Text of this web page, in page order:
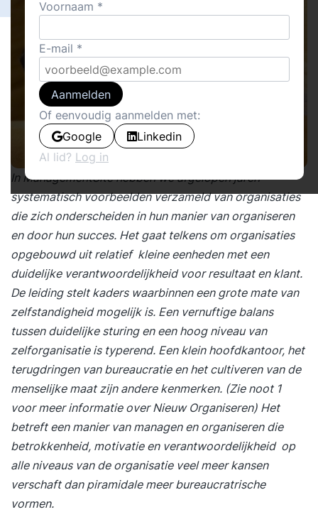
In ManagementSite hebben we afgelopen jaren
systematisch voorbeelden verzameld van organisaties
die zich onderscheiden in hun manier van organiseren
en door hun succes. Het gaat telkens om organisaties
opgebouwd uit relatief kleine eenheden met een
duidelijke verantwoordelijkheid voor resultaat en klant.
De leiding stelt kaders waarbinnen een grote mate van
zelfstandigheid mogelijk is. Een vernuftige balans
tussen duidelijke sturing en een hoog niveau van
zelforganisatie is typerend. Een klein hoofdkantoor, het
terugdringen van bureaucratie en het cultiveren van de
menselijke maat zijn andere kenmerken. (Zie noot 1
voor meer informatie over Nieuw Organiseren) Het
betreft een manier van managen en organiseren die
betrokkenheid, motivatie en verantwoordelijkheid op
alle niveaus van de organisatie veel meer kansen
verschaft dan piramidale meer bureaucratrische
vormen.
Voornaam
E-mail
Aanmelden
Of eenvoudig aanmelden met:
Google
Linkedin
Al lid? Log in